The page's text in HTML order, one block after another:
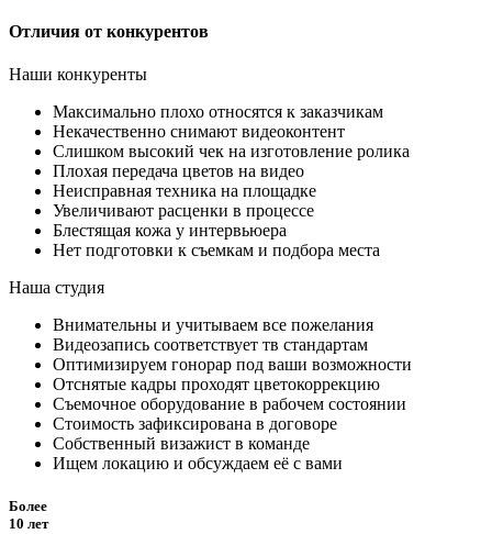
Отличия от конкурентов
Наши конкуренты
Максимально плохо относятся к заказчикам
Некачественно снимают видеоконтент
Слишком высокий чек на изготовление ролика
Плохая передача цветов на видео
Неисправная техника на площадке
Увеличивают расценки в процессе
Блестящая кожа у интервьюера
Нет подготовки к съемкам и подбора места
Наша студия
Внимательны и учитываем все пожелания
Видеозапись соответствует тв стандартам
Оптимизируем гонорар под ваши возможности
Отснятые кадры проходят цветокоррекцию
Съемочное оборудование в рабочем состоянии
Стоимость зафиксирована в договоре
Собственный визажист в команде
Ищем локацию и обсуждаем её с вами
Более
10 лет